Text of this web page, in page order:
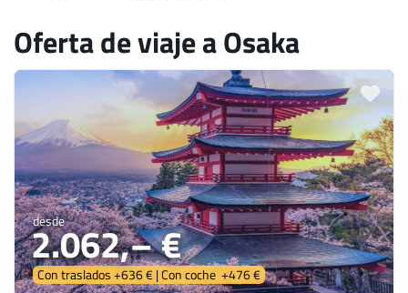
Oferta de viaje a Osaka
desde
2.062,– €
Con traslados +636 € | Con coche +476 €